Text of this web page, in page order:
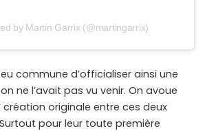
by Martin Garrix (@martingarrix)
commune d’officialiser ainsi une
ne l’avait pas vu venir. On avoue
création originale entre ces deux
pour leur toute première